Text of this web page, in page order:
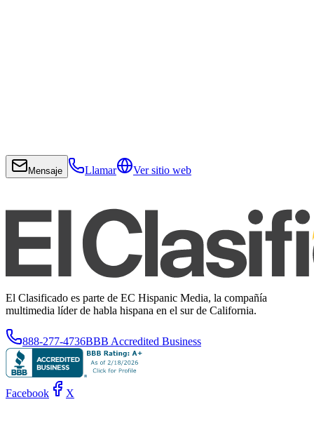
Mensaje Llamar Ver sitio web
El Clasificado es parte de EC Hispanic Media, la compañía
multimedia líder de habla hispana en el sur de California.
888-277-4736BBB Accredited Business
Facebook X